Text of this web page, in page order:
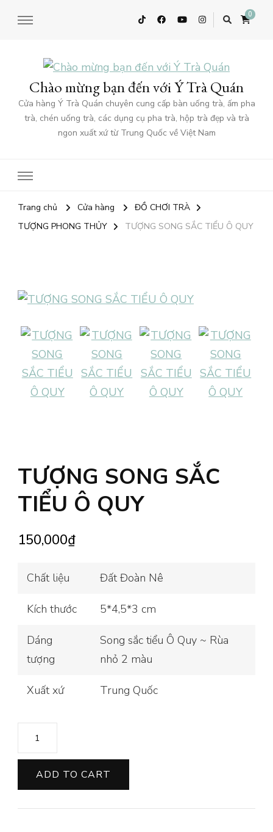
0
Chào mừng bạn đến với Ý Trà Quán
Cửa hàng Ý Trà Quán chuyên cung cấp bàn uống trà, ấm pha
trà, chén uống trà, các dụng cụ pha trà, hộp trà đẹp và trà
ngon xuất xứ từ Trung Quốc về Việt Nam
Trang chủ Cửa hàng
ĐỒ CHƠI TRÀ
TƯỢNG PHONG THỦY
TƯỢNG SONG SẮC TIỂU Ô QUY
TƯỢNG SONG SẮC
TIỂU Ô QUY
150,000₫
Chất liệu Đất Đoàn Nê
Kích thước 5*4,5*3 cm
Dáng
tượng
Song sắc tiểu Ô Quy ~ Rùa
nhỏ 2 màu
Xuất xứ Trung Quốc
TƯỢNG
SONG
SẮC
TIỂU
Ô
ADD TO CART